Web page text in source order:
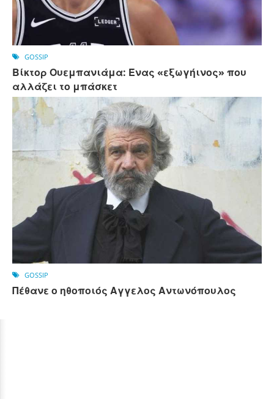
GOSSIP
Βίκτορ Ουεμπανιάμα: Ένας «εξωγήινος» που
αλλάζει το μπάσκετ
GOSSIP
Πέθανε ο ηθοποιός Αγγελος Αντωνόπουλος